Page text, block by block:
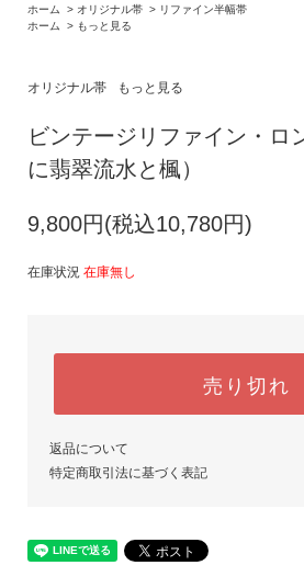
ホーム > オリジナル帯 > リファイン半幅帯
ホーム
> もっと見る
オリジナル帯 もっと見る
ビンテージリファイン・ロ
に翡翠流水と楓）
9,800円(税込10,780円)
在庫状況 在庫無し
売り切れ
返品について
特定商取引法に基づく表記